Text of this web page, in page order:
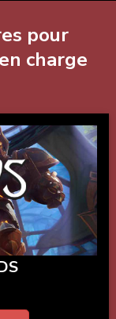
pour
charge